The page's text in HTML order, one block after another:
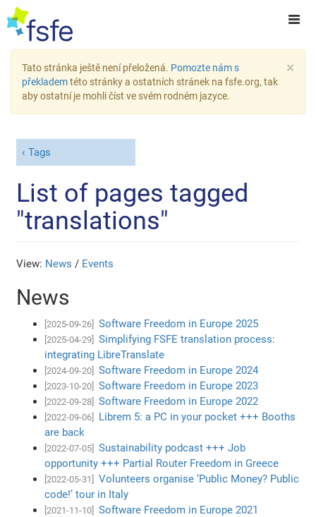
×
Tato stránka ještě není přeložená. Pomozte nám s
překlademtéto stránky a ostatních stránek na fsfe.org, tak
aby ostatní je mohli číst ve svém rodném jazyce.
Tags
List of pages tagged
"translations"
View: News / Events
News
[2025-09-26] Software Freedom in Europe 2025
[2025-04-29]
Simplifying FSFE translation process:
integrating LibreTranslate
[2024-09-20] Software Freedom in Europe 2024
[2023-10-20] Software Freedom in Europe 2023
[2022-09-28] Software Freedom in Europe 2022
[2022-09-06]
Librem 5: a PC in your pocket +++ Booths
are back
[2022-07-05]
Sustainability podcast +++ Job
opportunity +++ Partial Router Freedom in Greece
[2022-05-31]
Volunteers organise ‘Public Money? Public
code!’ tour in Italy
[2021-11-10] Software Freedom in Europe 2021